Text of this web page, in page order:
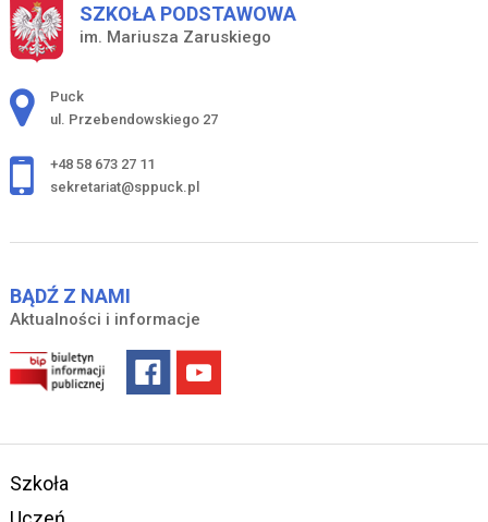
SZKOŁA PODSTAWOWA
im. Mariusza Zaruskiego
Adres pocztowy:
Puck
ul. Przebendowskiego 27
+48 58 673 27 11
sekretariat@sppuck.pl
BĄDŹ Z NAMI
Aktualności i informacje
Szkoła